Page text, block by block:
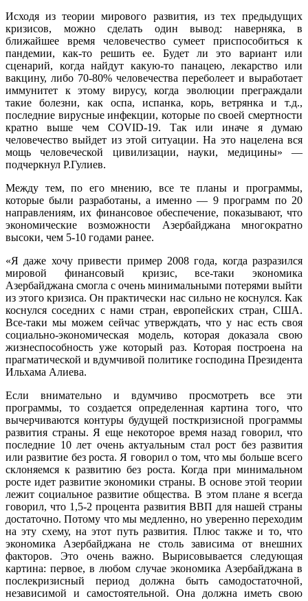
Исходя из теории мирового развития, из тех предыдущих
кризисов, можно сделать один вывод: наверняка, в
ближайшее время человечество сумеет приспособиться к
пандемии, как-то решить ее. Будет ли это вариант или
сценарий, когда найдут какую-то панацею, лекарство или
вакцину, либо 70-80% человечества переболеет и выработает
иммунитет к этому вирусу, когда эволюции преграждали
такие болезни, как оспа, испанка, корь, ветрянка и т.д.,
последние вирусные инфекции, которые по своей смертности
кратно выше чем COVID-19. Так или иначе я думаю
человечество выйдет из этой ситуации. На это нацелена вся
мощь человеческой цивилизации, науки, медицины» —
подчеркнул Р.Гулиев.
Между тем, по его мнению, все те планы и программы,
которые были разработаны, а именно — 9 программ по 20
направлениям, их финансовое обеспечение, показывают, что
экономические возможности Азербайджана многократно
высоки, чем 5-10 годами ранее.
«Я даже хочу привести пример 2008 года, когда разразился
мировой финансовый кризис, все-таки экономика
Азербайджана смогла с очень минимальными потерями выйти
из этого кризиса. Он практически нас сильно не коснулся. Как
коснулся соседних с нами стран, европейских стран, США.
Все-таки мы можем сейчас утверждать, что у нас есть своя
социально-экономическая модель, которая доказала свою
жизнеспособность уже который раз. Которая построена на
прагматической и вдумчивой политике господина Президента
Ильхама Алиева.
Если внимательно и вдумчиво просмотреть все эти
программы, то создается определенная картина того, что
вычерчиваются контуры будущей посткризисной программы
развития страны. Я еще некоторое время назад говорил, что
последние 10 лет очень актуальным стал рост без развития
или развитие без роста. Я говорил о том, что мы больше всего
склоняемся к развитию без роста. Когда при минимальном
росте идет развитие экономики страны. В основе этой теории
лежит социальное развитие общества. В этом плане я всегда
говорил, что 1,5-2 процента развития ВВП для нашей страны
достаточно. Потому что мы медленно, но уверенно переходим
на эту схему, на этот путь развития. Плюс также и то, что
экономика Азербайджана не столь зависима от внешних
факторов. Это очень важно. Вырисовывается следующая
картина: первое, в любом случае экономика Азербайджана в
послекризисный период должна быть самодостаточной,
независимой и самостоятельной. Она должна иметь свою